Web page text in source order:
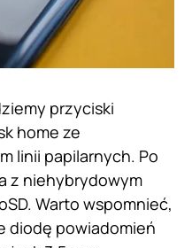
przyciski
home ze
linii papilarnych. Po
z niehybrydowym
Warto wspomnieć,
diodę powiadomień